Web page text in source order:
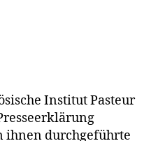
Institut Pasteur
ihnen durchgeführte